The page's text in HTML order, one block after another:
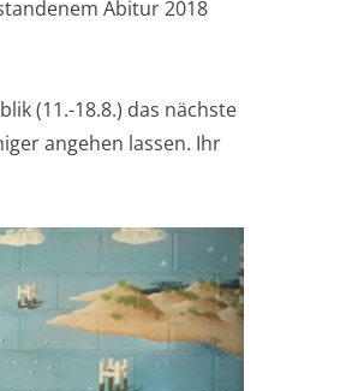
Abitur 2018
(11.-18.8.) das nächste
angehen lassen. Ihr